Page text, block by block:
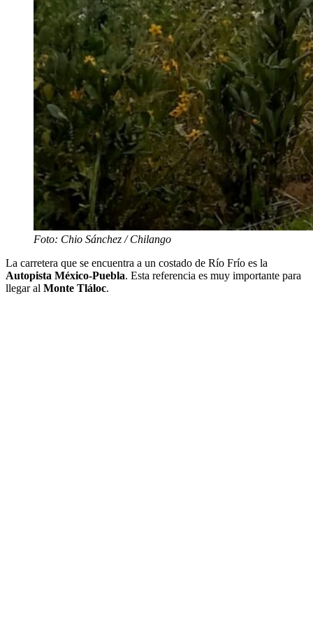
Foto: Chio Sánchez / Chilango
La carretera que se encuentra a un costado de Río Frío es la
Autopista México-Puebla. Esta referencia es muy importante para
llegar al Monte Tláloc.